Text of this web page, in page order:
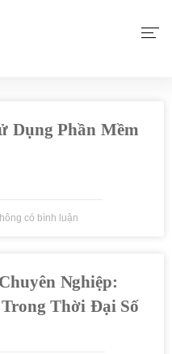
Dụng Phần Mềm
có bình luận
Nghiệp:
Thời Đại Số